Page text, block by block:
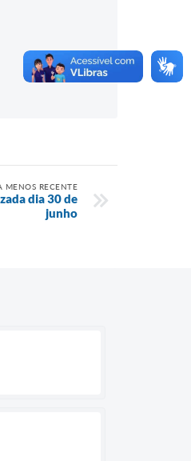
MENOS RECENTE
dia 30 de
junho